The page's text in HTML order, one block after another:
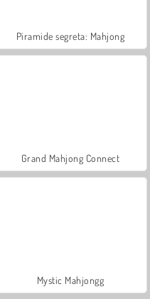
Piramide segreta: Mahjong
Grand Mahjong Connect
Mystic Mahjongg